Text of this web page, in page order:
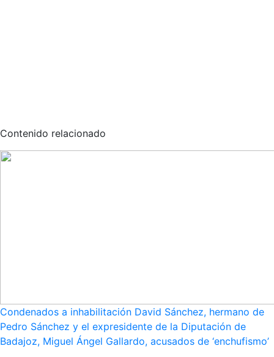
Contenido relacionado
Condenados a inhabilitación David Sánchez, hermano de
Pedro Sánchez y el expresidente de la Diputación de
Badajoz, Miguel Ángel Gallardo, acusados de ‘enchufismo’